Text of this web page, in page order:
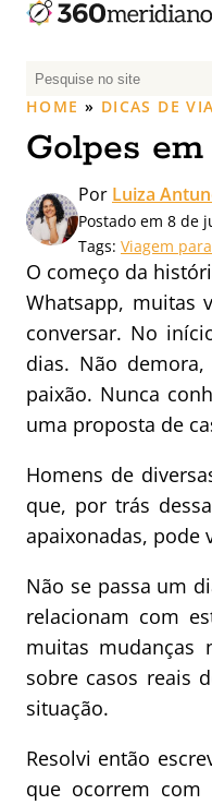
P
e
q
i
s
r
p
o
r
:
HOME » DICAS DE
Golpes
Por Luiza
Postado em 8 de
Tags: Viagem
O começo da
Whatsapp, muitas
conversar. No
dias. Não
paixão. Nunca
uma proposta de
Homens de
que, por trás
apaixonadas, pode
Não se passa um
relacionam com
muitas mudanças
sobre casos reais
situação.
Resolvi então
que ocorrem com